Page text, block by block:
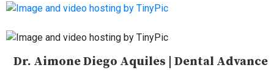
Dr. Aimone Diego Aquiles | Dental Advance